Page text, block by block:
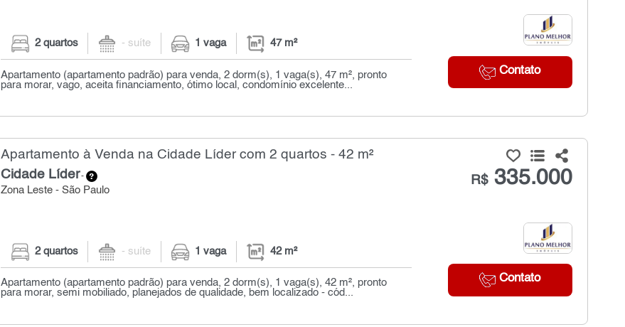
Contato
2 quartos - suíte 1 vaga 47 m²
Apartamento (apartamento padrão) para venda, 2 dorm(s), 1 vaga(s), 47 m², pronto
para morar, vago, aceita financiamento, ótimo local, condomínio excelente...
Apartamento à Venda na Cidade Líder com 2 quartos - 42 m²
Cidade Líder-
Zona Leste - São Paulo
R$335.000
Contato
2 quartos - suíte 1 vaga 42 m²
Apartamento (apartamento padrão) para venda, 2 dorm(s), 1 vaga(s), 42 m², pronto
para morar, semi mobiliado, planejados de qualidade, bem localizado - cód...